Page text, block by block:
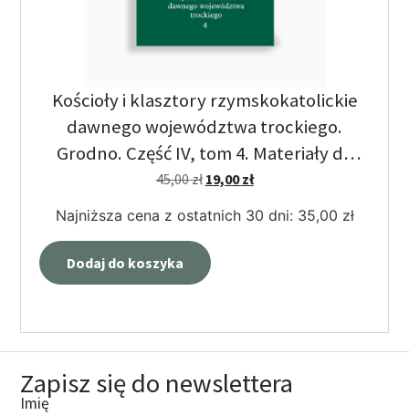
Kościoły i klasztory rzymskokatolickie
dawnego województwa trockiego.
Grodno. Część IV, tom 4. Materiały do
Dziejów Sztuki Sakralnej.
45,00zł 19,00zł
Najniższa cena z ostatnich 30 dni: 35,00 zł
Dodaj do koszyka
Zapisz się do newslettera
Imię